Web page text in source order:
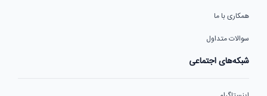
همکاری با ما
سوالات متداول
شبکه‌های اجتماعی